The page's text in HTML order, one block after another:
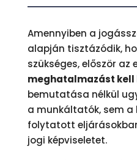
Amennyiben a
alapján tisztázódik,
szükséges, először az
meghatalmazást
bemutatása nélkül
a munkáltatók, sem
folytatott
jogi képviseletet.